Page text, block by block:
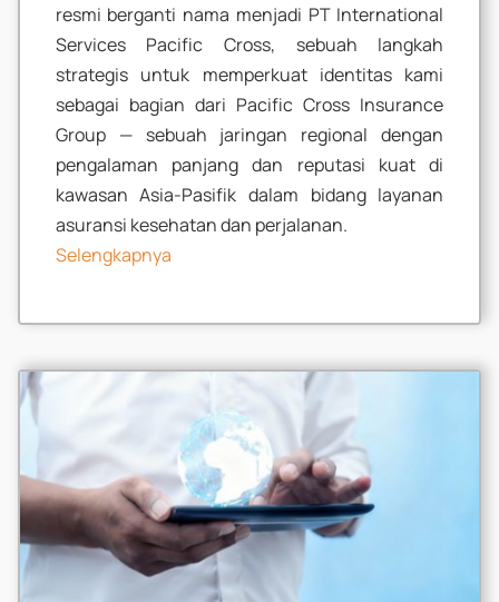
resmi berganti nama menjadi PT International
Services Pacific Cross, sebuah langkah
strategis untuk memperkuat identitas kami
sebagai bagian dari Pacific Cross Insurance
Group — sebuah jaringan regional dengan
pengalaman panjang dan reputasi kuat di
kawasan Asia-Pasifik dalam bidang layanan
asuransi kesehatan dan perjalanan.
Selengkapnya